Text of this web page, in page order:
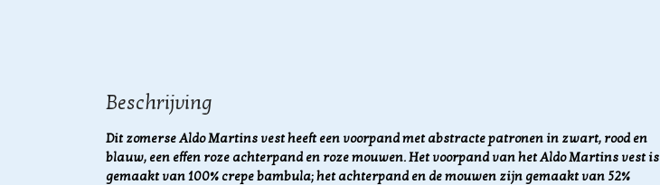
Beschrijving
Dit zomerse Aldo Martins vest heeft een voorpand met abstracte patronen in zwart, rood en
blauw, een effen roze achterpand en roze mouwen. Het voorpand van het Aldo Martins vest is
gemaakt van 100% crepe bambula; het achterpand en de mouwen zijn gemaakt van 52%